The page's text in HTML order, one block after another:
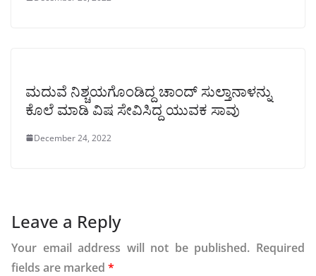
ಮದುವೆ ನಿಶ್ಚಯಗೊಂಡಿದ್ದ ಚಾಂದ್‌ ಸುಲ್ತಾನಾಳನ್ನು
ಕೊಲೆ ಮಾಡಿ ವಿಷ ಸೇವಿಸಿದ್ದ ಯುವಕ ಸಾವು
December 24, 2022
Leave a Reply
Your email address will not be published. Required
fields are marked *